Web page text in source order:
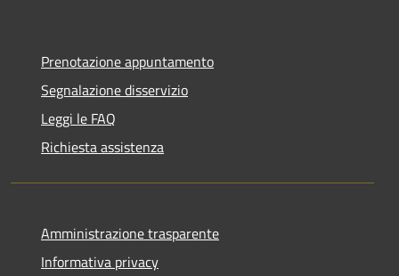
Prenotazione appuntamento
Segnalazione disservizio
Leggi le FAQ
Richiesta assistenza
Amministrazione trasparente
Informativa privacy